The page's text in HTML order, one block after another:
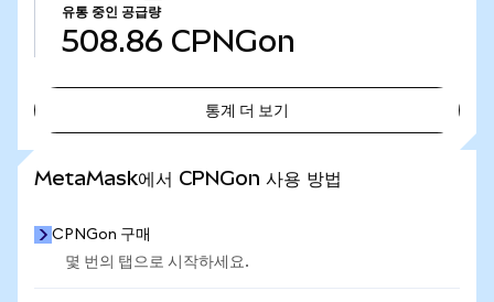
유통 중인 공급량
508.86 CPNGon
통계 더 보기
MetaMask에서 CPNGon 사용 방법
CPNGon 구매
몇 번의 탭으로 시작하세요.